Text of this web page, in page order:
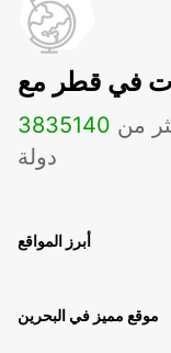
3835 من 140
دولة
أبرز المواقع
موقع مميز في البحرين